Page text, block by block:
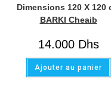
Dimensions 120 X 120
BARKI Cheaib
14.000Dhs
Ajouter au panier